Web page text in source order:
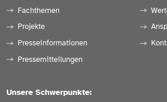
Fachthemen
Projekte
Presseinformationen
Pressemitteilungen
Unsere Schwerpunkte: